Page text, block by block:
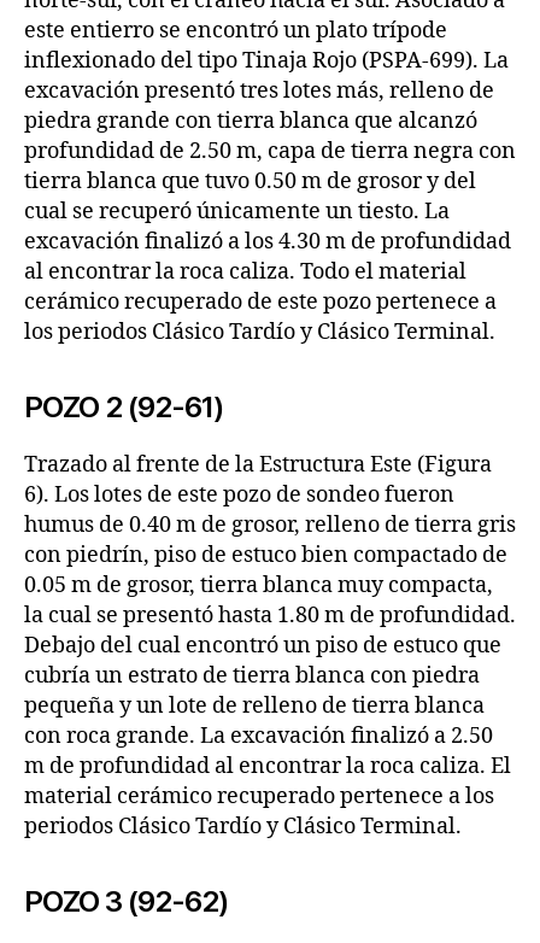
este entierro se encontró un plato trípode
inflexionado del tipo Tinaja Rojo (PSPA-699). La
excavación presentó tres lotes más, relleno de
piedra grande con tierra blanca que alcanzó
profundidad de 2.50 m, capa de tierra negra con
tierra blanca que tuvo 0.50 m de grosor y del
cual se recuperó únicamente un tiesto. La
excavación finalizó a los 4.30 m de profundidad
al encontrar la roca caliza. Todo el material
cerámico recuperado de este pozo pertenece a
los periodos Clásico Tardío y Clásico Terminal.
POZO 2 (92-61)
Trazado al frente de la Estructura Este (Figura
6). Los lotes de este pozo de sondeo fueron
humus de 0.40 m de grosor, relleno de tierra gris
con piedrín, piso de estuco bien compactado de
0.05 m de grosor, tierra blanca muy compacta,
la cual se presentó hasta 1.80 m de profundidad.
Debajo del cual encontró un piso de estuco que
cubría un estrato de tierra blanca con piedra
pequeña y un lote de relleno de tierra blanca
con roca grande. La excavación finalizó a 2.50
m de profundidad al encontrar la roca caliza. El
material cerámico recuperado pertenece a los
periodos Clásico Tardío y Clásico Terminal.
POZO 3 (92-62)